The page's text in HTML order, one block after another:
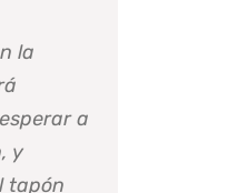
la
a
y
tapón